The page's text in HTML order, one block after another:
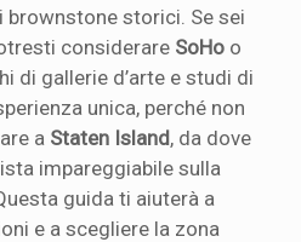
brownstone storici. Se sei
considerare SoHo o
di gallerie d’arte e studi di
unica, perché non
a Staten Island, da dove
impareggiabile sulla
guida ti aiuterà a
e a scegliere la zona